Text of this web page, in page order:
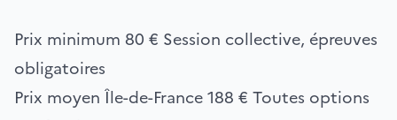
Prix minimum 80 € Session collective, épreuves
obligatoires
Prix moyen Île-de-France188 € Toutes options